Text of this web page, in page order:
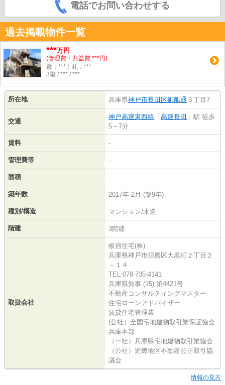
電話でお問い合わせする
過去掲載物件一覧
***万円
(管理費・共益費 ***円)
敷：***｜礼：***
3階 / *** / ***
所在地 兵庫県神戸市長田区御船通 ３丁目7
交通
神戸高速東西線 「 高速長田 」駅 徒歩
5～7分
賃料 -
管理費等 -
面積 -
築年数 2017年 2月 (築9年)
種別/構造 マンション/木造
階建 3階建
取扱会社
板宿住宅(株)
兵庫県神戸市須磨区大黒町２丁目２
－１４
TEL:078-735-4141
兵庫県知事 (15) 第4421号
不動産コンサルティングマスター
住宅ローンアドバイザー
賃貸住宅管理業
(公社）全国宅地建物取引業保証協会
兵庫本部
（一社）兵庫県宅地建物取引業協会
（公社）近畿地区不動産公正取引協
議会
情報の見方